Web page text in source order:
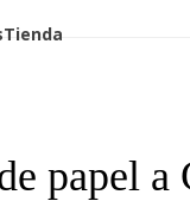
Tienda
papel a